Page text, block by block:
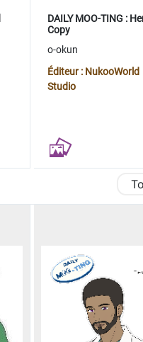
DAILY MOO-TING :
Copy
o-okun
Éditeur : NukooWorld
Studio